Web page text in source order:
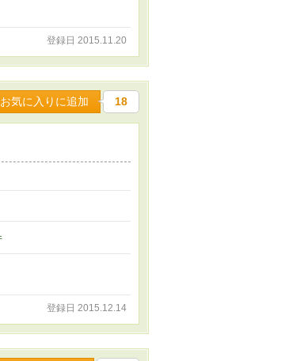
登録日 2015.11.20
お気に入りに追加 18
登録日 2015.12.14